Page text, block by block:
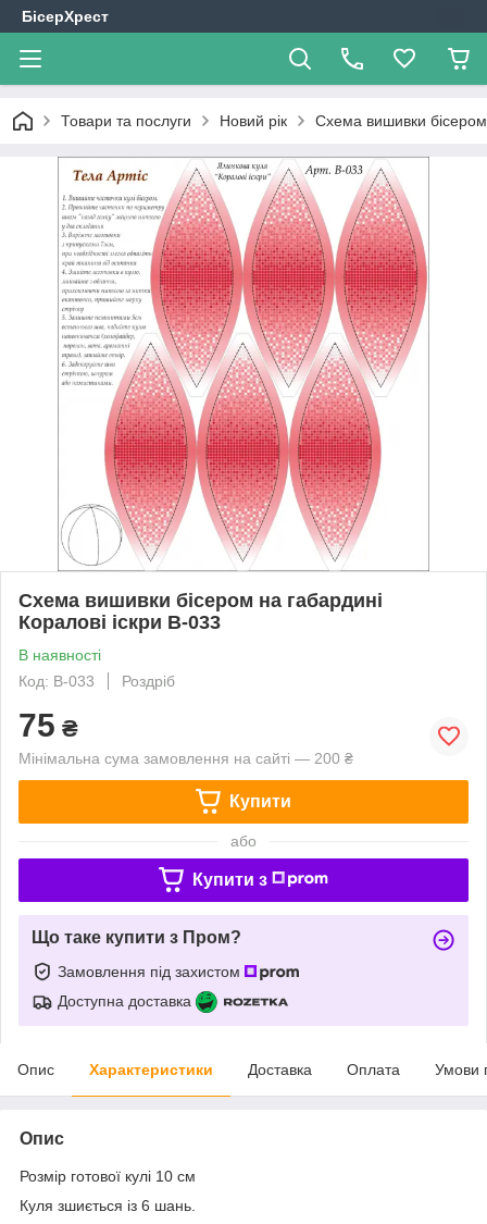
БісерХрест
Товари та послуги Новий рік Схема вишивки бісером
Схема вишивки бісером на габардині
Коралові іскри В-033
В наявності
Код: В-033
Роздріб
75 ₴
Мінімальна сума замовлення на сайті — 200 ₴
Купити
або
Купити з
Що таке купити з Пром?
Замовлення під захистом
Доступна доставка
Опис Характеристики Доставка Оплата Умови
Опис
Розмір готової кулі 10 см
Куля зшиється із 6 шань.